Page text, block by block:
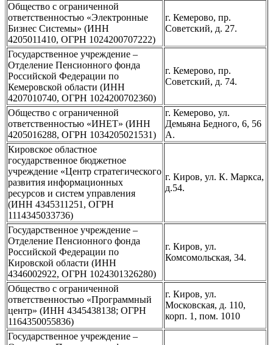
Общество с ограниченной
ответственностью «Электронные
Бизнес Системы» (ИНН
4205011410, ОГРН 1024200707222)
г. Кемерово, пр.
Советский, д. 27.
Государственное учреждение –
Отделение Пенсионного фонда
Российской Федерации по
Кемеровской области (ИНН
4207010740, ОГРН 1024200702360)
г. Кемерово, пр.
Советский, д. 74.
Общество с ограниченной
ответственностью «ИНЕТ» (ИНН
4205016288, ОГРН 1034205021531)
г. Кемерово, ул.
Демьяна Бедного, 6, 56
А.
Кировское областное
государственное бюджетное
учреждение «Центр стратегического
развития информационных
ресурсов и систем управления
(ИНН 4345311251, ОГРН
1114345033736)
г. Киров, ул. К. Маркса,
д.54.
Государственное учреждение –
Отделение Пенсионного фонда
Российской Федерации по
Кировской области (ИНН
4346002922, ОГРН 1024301326280)
г. Киров, ул.
Комсомольская, 34.
Общество с ограниченной
ответственностью «Программный
центр» (ИНН 4345438138; ОГРН
1164350055836)
г. Киров, ул.
Московская, д. 110,
корп. 1, пом. 1010
Государственное учреждение –